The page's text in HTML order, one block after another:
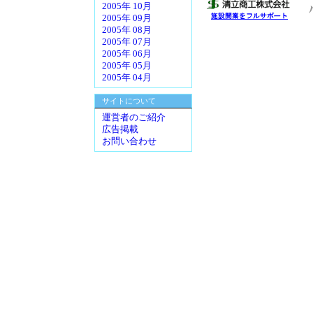
2005年 10月
2005年 09月
2005年 08月
2005年 07月
2005年 06月
2005年 05月
2005年 04月
サイトについて
運営者のご紹介
広告掲載
お問い合わせ